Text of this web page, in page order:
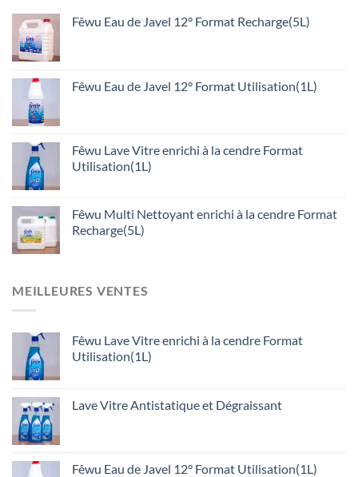
Fêwu Eau de Javel 12° Format Recharge(5L)
Fêwu Eau de Javel 12° Format Utilisation(1L)
Fêwu Lave Vitre enrichi à la cendre Format
Utilisation(1L)
Fêwu Multi Nettoyant enrichi à la cendre Format
Recharge(5L)
MEILLEURES VENTES
Fêwu Lave Vitre enrichi à la cendre Format
Utilisation(1L)
Lave Vitre Antistatique et Dégraissant
Fêwu Eau de Javel 12° Format Utilisation(1L)